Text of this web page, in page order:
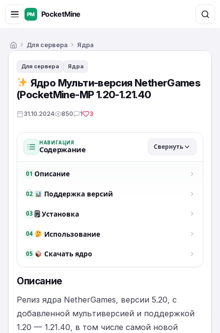
ГлавнаяДля сервера Ядра
Для сервера Ядра
Ядро Мульти-версия NetherGames
(PocketMine-MP 1.20-1.21.40
31.10.2024 850 1 3
НАВИГАЦИЯ
Содержание Свернуть
01 Описание
02 Поддержка версий
03 🗒 Установка
04 Использование
05 Скачать ядро
Описание
Релиз ядра NetherGames, версии 5.20, с
добавленной мультиверсией и поддержкой
1.20 — 1.21.40, в том числе самой новой